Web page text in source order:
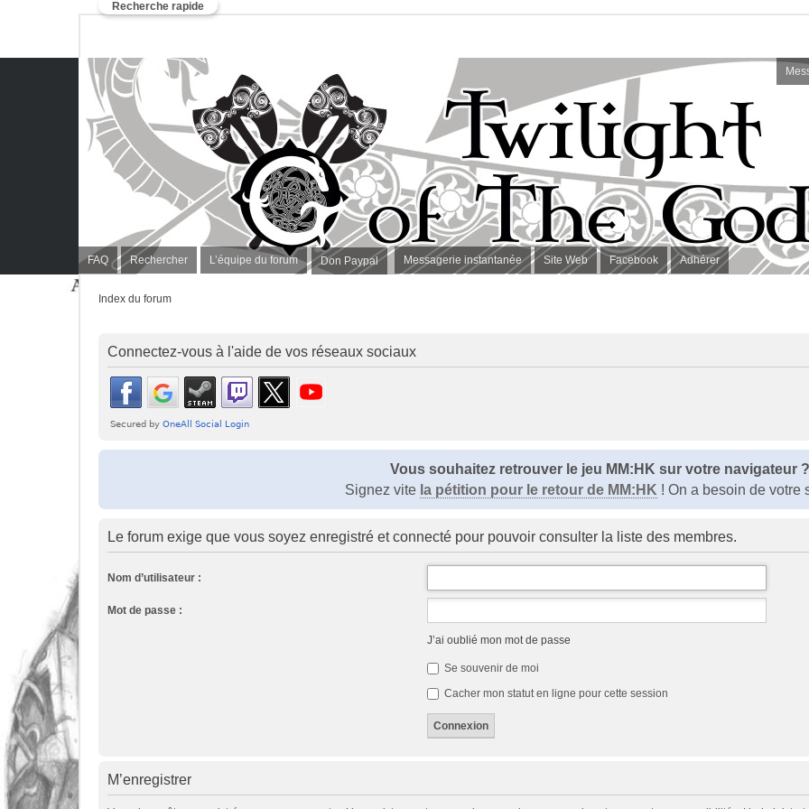
FAQ Rechercher L’équipe du forum Don Paypal Messagerie instantanée Site Web Facebook Adhérer
Recherche rapide
Index du forum
Connectez-vous à l'aide de vos réseaux sociaux
Vous souhaitez retrouver le jeu MM:HK sur votre navigateur ?
Signez vite la pétition pour le retour de MM:HK ! On a besoin de votre
Le forum exige que vous soyez enregistré et connecté pour pouvoir consulter la liste des membres.
Nom d’utilisateur :
Mot de passe :
J’ai oublié mon mot de passe
Se souvenir de moi
Cacher mon statut en ligne pour cette session
M’enregistrer